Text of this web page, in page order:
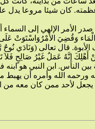
يجعل لأحد ممن كان معه من المؤمنين نسلا ولا عقبا سوى نوح عليهالسلام، فكل من على وجه الأرض اليوم من سائر أجناس بني آدم، ينسبون إلى أولاد نوح الثلاثة الذين نجوا وهم سام، وحام، ويافث.